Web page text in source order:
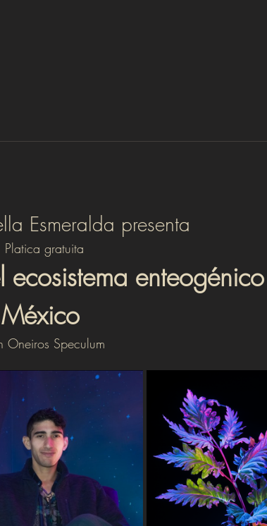
Esmeralda presenta
Platica gratuita
ecosistema
México
Oneiros Speculum